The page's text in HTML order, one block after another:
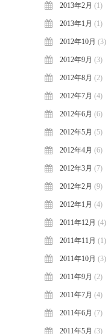
2013年2月 (1)
2013年1月 (1)
2012年10月 (3)
2012年9月 (3)
2012年8月 (2)
2012年7月 (4)
2012年6月 (6)
2012年5月 (5)
2012年4月 (6)
2012年3月 (7)
2012年2月 (9)
2012年1月 (4)
2011年12月 (4)
2011年11月 (1)
2011年10月 (3)
2011年9月 (2)
2011年7月 (4)
2011年6月 (7)
2011年5月 (3)